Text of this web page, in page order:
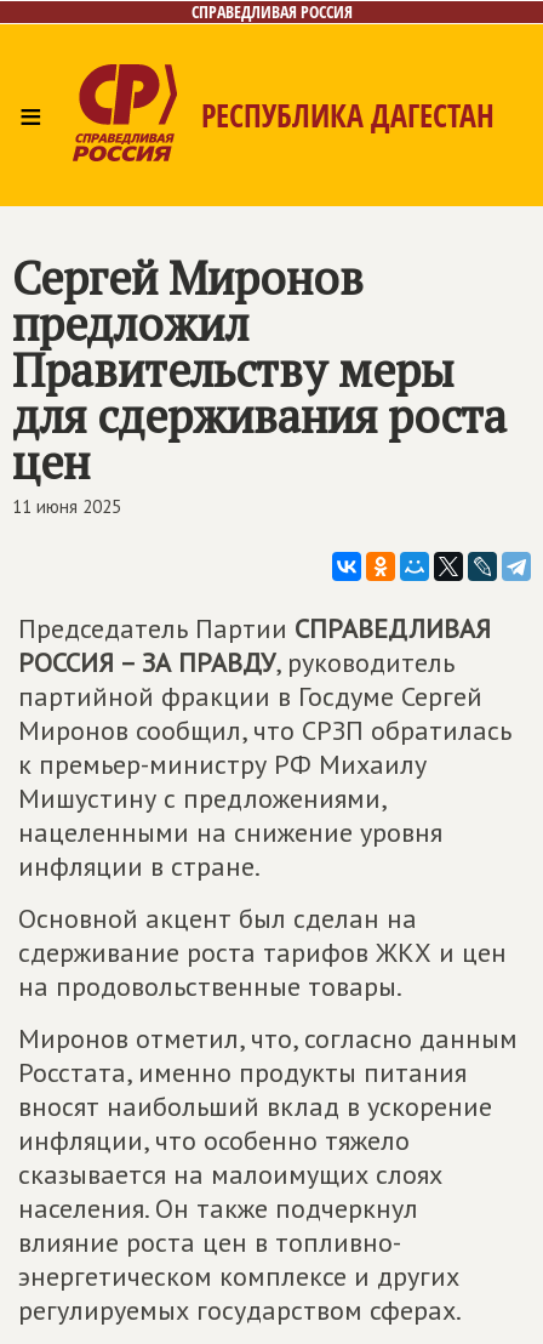
СПРАВЕДЛИВАЯ РОССИЯ
≡ РЕСПУБЛИКА ДАГЕСТАН
Сергей Миронов
предложил
Правительству меры
для сдерживания роста
цен
11 июня 2025
Председатель Партии СПРАВЕДЛИВАЯ
РОССИЯ – ЗА ПРАВДУ, руководитель
партийной фракции в Госдуме Сергей
Миронов сообщил, что СРЗП обратилась
к премьер-министру РФ Михаилу
Мишустину с предложениями,
нацеленными на снижение уровня
инфляции в стране.
Основной акцент был сделан на
сдерживание роста тарифов ЖКХ и цен
на продовольственные товары.
Миронов отметил, что, согласно данным
Росстата, именно продукты питания
вносят наибольший вклад в ускорение
инфляции, что особенно тяжело
сказывается на малоимущих слоях
населения. Он также подчеркнул
влияние роста цен в топливно-
энергетическом комплексе и других
регулируемых государством сферах.